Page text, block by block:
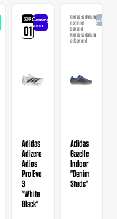
SEP
01
Coming
soon
Adidas
Adizero
Adios
Pro Evo
3
"White
Black"
Releasedatum
nog niet
bekend
Releasedatum
onbekend
Adidas
Gazelle
Indoor
"Denim
Studs"